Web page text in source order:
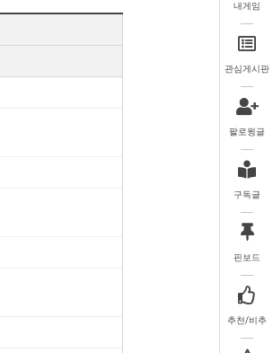
내게임
관심게시판
팔로윙글
구독글
핀보드
추천/비추